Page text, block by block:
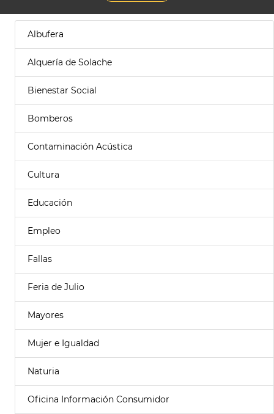
Albufera
Alquería de Solache
Bienestar Social
Bomberos
Contaminación Acústica
Cultura
Educación
Empleo
Fallas
Feria de Julio
Mayores
Mujer e Igualdad
Naturia
Oficina Información Consumidor